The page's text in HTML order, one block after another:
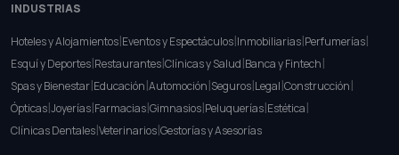
INDUSTRIAS
Hoteles y Alojamientos|Eventos y Espectáculos|Inmobiliarias|Perfumerías|
Esquí y Deportes|Restaurantes|Clínicas y Salud|Banca y Fintech|
Spas y Bienestar|Educación|Automoción|Seguros|Legal|Construcción|
Ópticas|Joyerías|Farmacias|Gimnasios|Peluquerías|Estética|
Clínicas Dentales|Veterinarios|Gestorías y Asesorías